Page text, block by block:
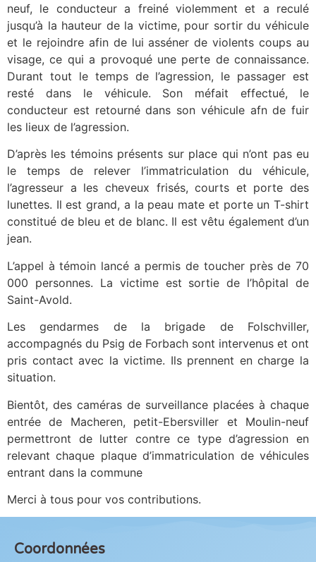
neuf, le conducteur a freiné violemment et a reculé
jusqu’à la hauteur de la victime, pour sortir du véhicule
et le rejoindre afin de lui asséner de violents coups au
visage, ce qui a provoqué une perte de connaissance.
Durant tout le temps de l’agression, le passager est
resté dans le véhicule. Son méfait effectué, le
conducteur est retourné dans son véhicule afn de fuir
les lieux de l’agression.
D’après les témoins présents sur place qui n’ont pas eu
le temps de relever l’immatriculation du véhicule,
l’agresseur a les cheveux frisés, courts et porte des
lunettes. Il est grand, a la peau mate et porte un T-shirt
constitué de bleu et de blanc. Il est vêtu également d’un
jean.
L’appel à témoin lancé a permis de toucher près de 70
000 personnes. La victime est sortie de l’hôpital de
Saint-Avold.
Les gendarmes de la brigade de Folschviller,
accompagnés du Psig de Forbach sont intervenus et ont
pris contact avec la victime. Ils prennent en charge la
situation.
Bientôt, des caméras de surveillance placées à chaque
entrée de Macheren, petit-Ebersviller et Moulin-neuf
permettront de lutter contre ce type d’agression en
relevant chaque plaque d’immatriculation de véhicules
entrant dans la commune
Merci à tous pour vos contributions.
Coordonnées